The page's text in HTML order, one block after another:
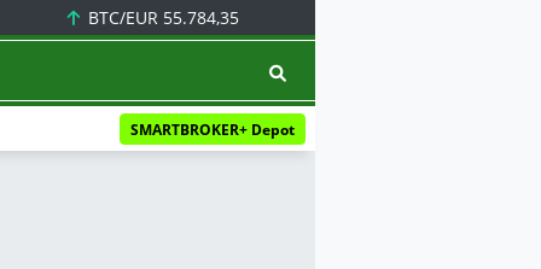
BTC/EUR 55.784,35
SMARTBROKER+ Depot